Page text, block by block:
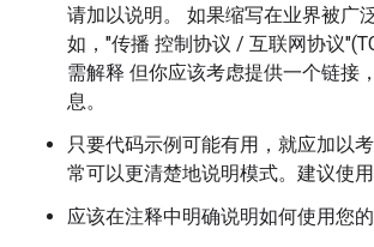
请加以说明。 如果缩写在业界被广
如，"传播 控制协议 / 互联网协议
需解释 但你应该考虑提供一个链接
息。
只要代码示例可能有用，就应加以
常可以更清楚地说明模式。建议使用
应该在注释中明确说明如何使用您的